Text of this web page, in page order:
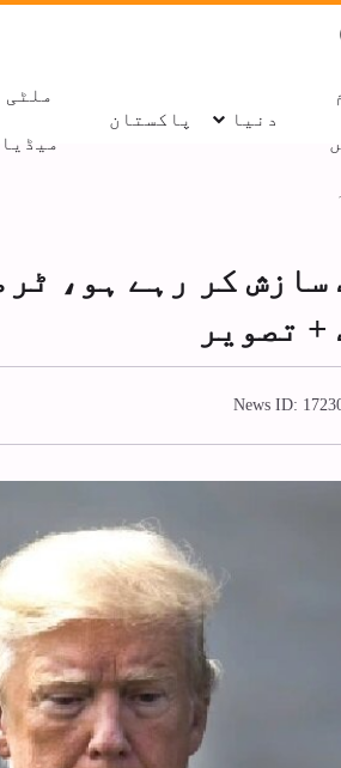
دنیا پاکستان
ملٹی
میڈیا
سازش کر رہے ہو،
تصویر
News ID: